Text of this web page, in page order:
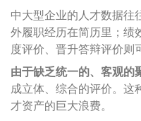
中大型企业的人才数据往
外履职经历在简历里；绩
度评价、晋升答辩评价则
由于缺乏统一的、客观的
成立体、综合的评价。这
才资产的巨大浪费。